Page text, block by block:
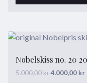
1.000,00 kr.
Nobelskiss no. 20
5.000,00krDet
4.000,00 kr